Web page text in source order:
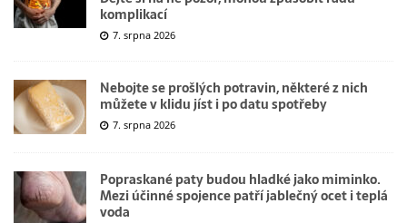
komplikací
7. srpna 2026
Nebojte se prošlých potravin, některé z nich
můžete v klidu jíst i po datu spotřeby
7. srpna 2026
Popraskané paty budou hladké jako miminko.
Mezi účinné spojence patří jablečný ocet i teplá
voda